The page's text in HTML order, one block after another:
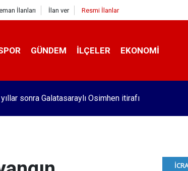
İlanları İlan ver Resmi İlanlar
GÜNDEM İLÇELER EKONOMI
sonra Galatasaraylı Osimhen itirafı